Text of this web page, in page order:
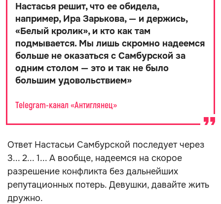
Настасья решит, что ее обидела,
например, Ира Зарькова, — и держись,
«Белый кролик», и кто как там
подмывается. Мы лишь скромно надеемся
больше не оказаться с Самбурской за
одним столом — это и так не было
большим удовольствием»
Telegram-канал «Антиглянец»
Ответ Настасьи Самбурской последует через
3... 2... 1... А вообще, надеемся на скорое
разрешение конфликта без дальнейших
репутационных потерь. Девушки, давайте жить
дружно.